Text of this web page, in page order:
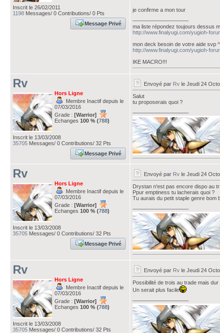
Inscrit le 26/02/2011
1198 Messages/ 0 Contributions/ 0 Pts
Message Privé
je confirme a mon tour
ma liste répondez toujours dessus
http://www.finalyugi.com/yugioh-
mon deck besoin de votre aide svp
http://www.finalyugi.com/yugioh-
IKE MACRO!!!
Rv
Hors Ligne
Membre Inactif depuis le
07/03/2016
Grade : [Warrior]
Echanges 100 % (788)
Inscrit le 13/03/2008
35705 Messages/ 0 Contributions/ 32 Pts
Message Privé
Envoyé par Rv le Jeudi 24
Salut
tu proposerais quoi ?
Rv
Hors Ligne
Membre Inactif depuis le
07/03/2016
Grade : [Warrior]
Echanges 100 % (788)
Inscrit le 13/03/2008
35705 Messages/ 0 Contributions/ 32 Pts
Message Privé
Envoyé par Rv le Jeudi 24
Drystan n'est pas encore dispo au
Ppur emptiness tu lacherais quoi ?
Tu aurais du petit staple genre bom
Rv
Hors Ligne
Membre Inactif depuis le
07/03/2016
Grade : [Warrior]
Echanges 100 % (788)
Inscrit le 13/03/2008
35705 Messages/ 0 Contributions/ 32 Pts
Envoyé par Rv le Jeudi 24
Possibilité de trois au trade mais
Un serait plus facile